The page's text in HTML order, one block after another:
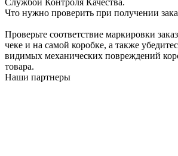
Что нужно проверить при получении
Проверьте соответствие маркировки
чеке и на самой коробке, а также
видимых механических повреждений
товара.
Наши партнеры